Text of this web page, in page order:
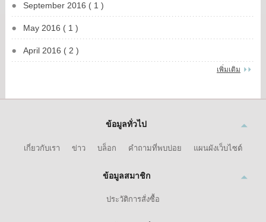
September 2016 ( 1 )
May 2016 ( 1 )
April 2016 ( 2 )
เพิ่มเติม
ข้อมูลทั่วไป
เกี่ยวกับเรา ข่าว บล็อก คำถามที่พบบ่อย แผนผังเว็บไซต์
ข้อมูลสมาชิก
ประวัติการสั่งซื้อ